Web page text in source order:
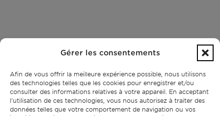
Gérer les consentements
Afin de vous offrir la meilleure expérience possible, nous utilisons
des technologies telles que les cookies pour enregistrer et/ou
consulter des informations relatives à votre appareil. En acceptant
l'utilisation de ces technologies, vous nous autorisez à traiter des
données telles que votre comportement de navigation ou vos